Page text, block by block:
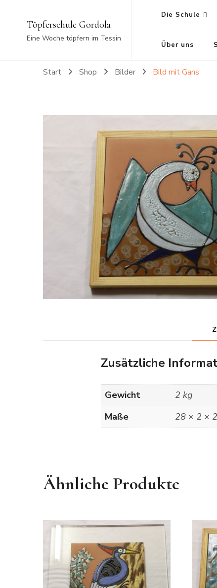
Töpferschule Gordola
Eine Woche töpfern im Tessin
Die Schule
Über uns
Start Shop Bilder Bild mit Gans
Zusätzliche
Gewicht
2 kg
Maße
28 × 2 ×
Ähnliche Produkte